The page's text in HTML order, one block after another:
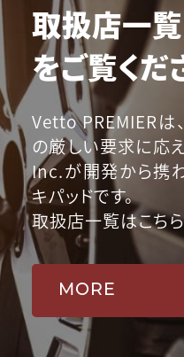
取扱店一
をご覧くだ
Vetto PREMIERは
の厳しい要求に応
Inc.が開発から携
キパッドです。
取扱店一覧はこちら
MORE